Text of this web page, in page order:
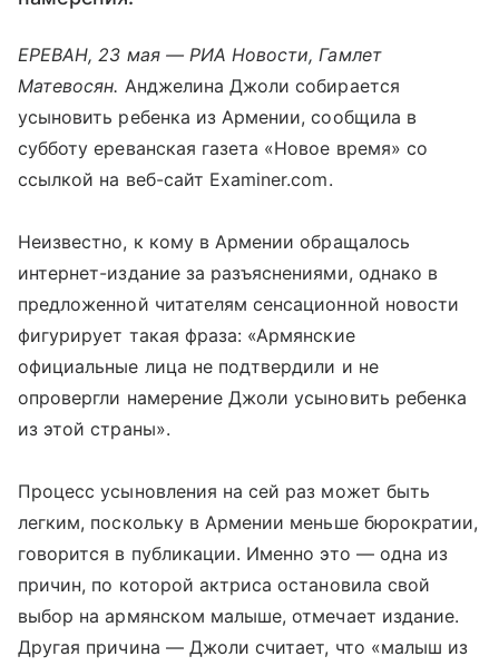
ЕРЕВАН, 23 мая — РИА Новости, Гамлет
Матевосян. Анджелина Джоли собирается
усыновить ребенка из Армении, сообщила в
субботу ереванская газета «Новое время» со
ссылкой на веб-сайт Examiner.com.
Неизвестно, к кому в Армении обращалось
интернет-издание за разъяснениями, однако в
предложенной читателям сенсационной новости
фигурирует такая фраза: «Армянские
официальные лица не подтвердили и не
опровергли намерение Джоли усыновить ребенка
из этой страны».
Процесс усыновления на сей раз может быть
легким, поскольку в Армении меньше бюрократии,
говорится в публикации. Именно это — одна из
причин, по которой актриса остановила свой
выбор на армянском малыше, отмечает издание.
Другая причина — Джоли считает, что «малыш из